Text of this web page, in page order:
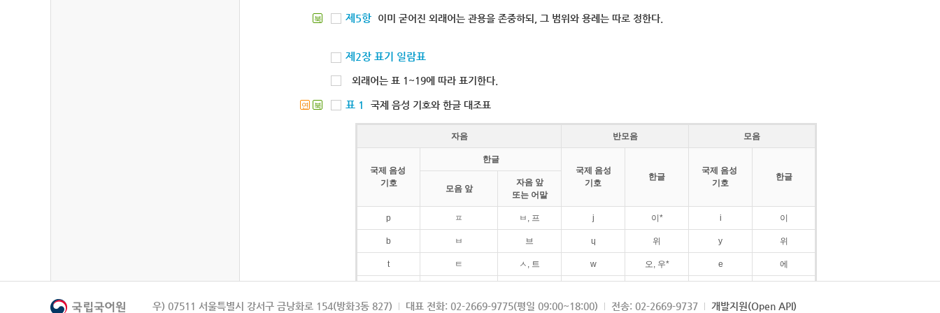
북 제5항 이미 굳어진 외래어는 관용을 존중하되, 그 범위와 용례는 따로 정한다.
제2장 표기 일람표
외래어는 표 1~19에 따라 표기한다.
연 북 표 1 국제 음성 기호와 한글 대조표
자음 반모음 모음
국제 음성
기호
한글
국제 음성
기호
한글
국제 음성
기호
한글
모음 앞
자음 앞
또는 어말
p ㅍ ㅂ, 프 j 이* i 이
b ㅂ 브 ɥ 위 y 위
t ㅌ ㅅ, 트 w 오, 우* e 에
k ㅋ ㄱ, 크 ɛ 에
우) 07511 서울특별시 강서구 금낭화로 154(방화3동 827) 대표 전화: 02-2669-9775(평일 09:00~18:00) 전송: 02-2669-9737 개발지원(Open API)